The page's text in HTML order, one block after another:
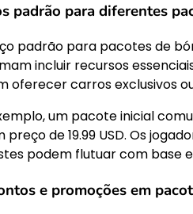
padrão para diferentes
padrão para pacotes de
incluir recursos
oferecer carros exclusivos
um pacote inicial
preço de 19.99 USD. Os
podem flutuar com base
e promoções em